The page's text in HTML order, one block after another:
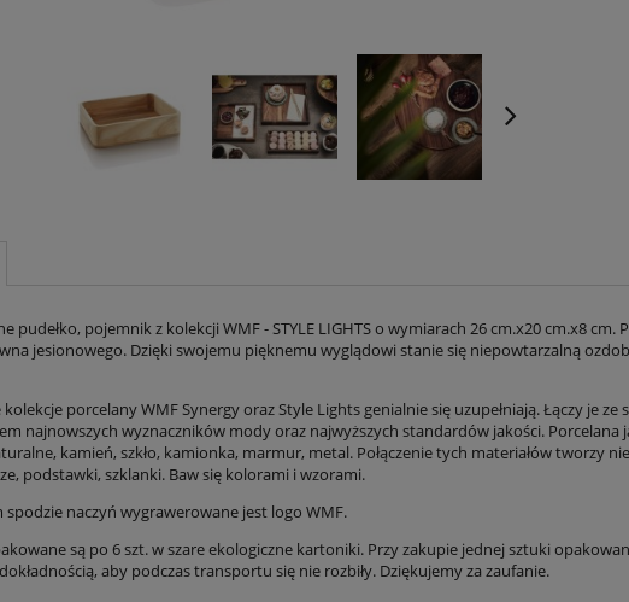
pudełko, pojemnik z kolekcji WMF - STYLE LIGHTS o wymiarach 26 cm.x20 cm.x8
jesionowego. Dzięki swojemu pięknemu wyglądowi stanie się niepowtarzalną
porcelany WMF Synergy oraz Style Lights genialnie się uzupełniają. Łączy je
najnowszych wyznaczników mody oraz najwyższych standardów jakości.
kamień, szkło, kamionka, marmur, metal. Połączenie tych materiałów tworzy
podstawki, szklanki. Baw się kolorami i wzorami.
spodzie naczyń wygrawerowane jest logo WMF.
są po 6 szt. w szare ekologiczne kartoniki. Przy zakupie jednej sztuki
aby podczas transportu się nie rozbiły. Dziękujemy za zaufanie.